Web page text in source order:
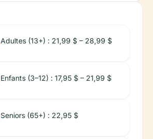
Adultes (13+) : 21,99 $ – 28,99 $
Enfants (3–12) : 17,95 $ – 21,99 $
Seniors (65+) : 22,95 $